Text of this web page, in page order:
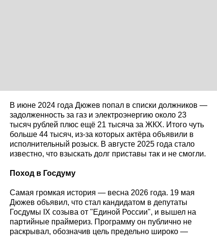
В июне 2024 года Дюжев попал в списки должников —
задолженность за газ и электроэнергию около 23
тысяч рублей плюс ещё 21 тысяча за ЖКХ. Итого чуть
больше 44 тысяч, из-за которых актёра объявили в
исполнительный розыск. В августе 2025 года стало
известно, что взыскать долг приставы так и не смогли.
Поход в Госдуму
Самая громкая история — весна 2026 года. 19 мая
Дюжев объявил, что стал кандидатом в депутаты
Госдумы IX созыва от "Единой России", и вышел на
партийные праймериз. Программу он публично не
раскрывал, обозначив цель предельно широко —